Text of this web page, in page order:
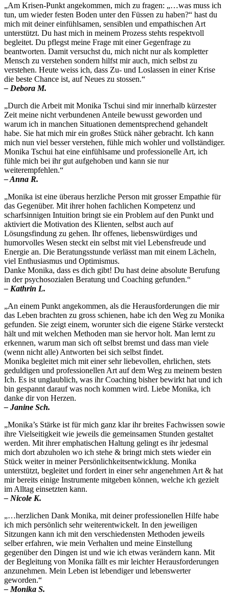
„Am Krisen-Punkt angekommen, mich zu fragen: „…was muss ich
tun, um wieder festen Boden unter den Füssen zu haben?“ hast du
mich mit deiner einfühlsamen, sensiblen und empathischen Art
unterstützt. Du hast mich in meinem Prozess stehts respektvoll
begleitet. Du pflegst meine Frage mit einer Gegenfrage zu
beantworten. Damit versuchst du, mich nicht nur als kompletter
Mensch zu verstehen sondern hilfst mir auch, mich selbst zu
verstehen. Heute weiss ich, dass Zu- und Loslassen in einer Krise
die beste Chance ist, auf Neues zu stossen.“
– Debora M.
„Durch die Arbeit mit Monika Tschui sind mir innerhalb kürzester
Zeit meine nicht verbundenen Anteile bewusst geworden und
warum ich in manchen Situationen dementsprechend gehandelt
habe. Sie hat mich mir ein großes Stück näher gebracht. Ich kann
mich nun viel besser verstehen, fühle mich wohler und vollständiger.
Monika Tschui hat eine einfühlsame und professionelle Art, ich
fühle mich bei ihr gut aufgehoben und kann sie nur
weiterempfehlen.“
– Anna R.
„Monika ist eine überaus herzliche Person mit grosser Empathie für
das Gegenüber. Mit ihrer hohen fachlichen Kompetenz und
scharfsinnigen Intuition bringt sie ein Problem auf den Punkt und
aktiviert die Motivation des Klienten, selbst auch auf
Lösungsfindung zu gehen. Ihr offenes, liebenswürdiges und
humorvolles Wesen steckt ein selbst mit viel Lebensfreude und
Energie an. Die Beratungsstunde verlässt man mit einem Lächeln,
viel Enthusiasmus und Optimismus.
Danke Monika, dass es dich gibt! Du hast deine absolute Berufung
in der psychosozialen Beratung und Coaching gefunden.“
– Kathrin L.
„An einem Punkt angekommen, als die Herausforderungen die mir
das Leben brachten zu gross schienen, habe ich den Weg zu Monika
gefunden. Sie zeigt einem, worunter sich die eigene Stärke versteckt
hält und mit welchen Methoden man sie hervor holt. Man lernt zu
erkennen, warum man sich oft selbst bremst und dass man viele
(wenn nicht alle) Antworten bei sich selbst findet.
Monika begleitet mich mit einer sehr liebevollen, ehrlichen, stets
geduldigen und professionellen Art auf dem Weg zu meinem besten
Ich. Es ist unglaublich, was ihr Coaching bisher bewirkt hat und ich
bin gespannt darauf was noch kommen wird. Liebe Monika, ich
danke dir von Herzen.
– Janine Sch.
„Monika’s Stärke ist für mich ganz klar ihr breites Fachwissen sowie
ihre Vielseitigkeit wie jeweils die gemeinsamen Stunden gestaltet
werden. Mit ihrer emphatischen Haltung gelingt es ihr jedesmal
mich dort abzuholen wo ich stehe & bringt mich stets wieder ein
Stück weiter in meiner Persönlichkeitsentwicklung. Monika
unterstützt, begleitet und fordert in einer sehr angenehmen Art & hat
mir bereits einige Instrumente mitgeben können, welche ich gezielt
im Alltag einsetzten kann.
– Nicole K.
„…herzlichen Dank Monika, mit deiner professionellen Hilfe habe
ich mich persönlich sehr weiterentwickelt. In den jeweiligen
Sitzungen kann ich mit den verschiedensten Methoden jeweils
selber erfahren, wie mein Verhalten und meine Einstellung
gegenüber den Dingen ist und wie ich etwas verändern kann. Mit
der Begleitung von Monika fällt es mir leichter Herausforderungen
anzunehmen. Mein Leben ist lebendiger und lebenswerter
geworden.“
– Monika S.